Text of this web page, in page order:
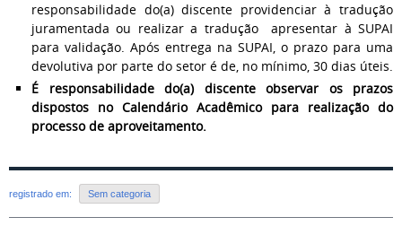
responsabilidade do(a) discente providenciar à tradução
juramentada ou realizar a tradução apresentar à SUPAI
para validação. Após entrega na SUPAI, o prazo para uma
devolutiva por parte do setor é de, no mínimo, 30 dias úteis.
É responsabilidade do(a) discente observar os prazos
dispostos no Calendário Acadêmico para realização do
processo de aproveitamento.
registrado em: Sem categoria